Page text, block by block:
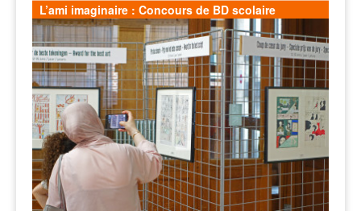
L’ami imaginaire : Concours de BD scolaire